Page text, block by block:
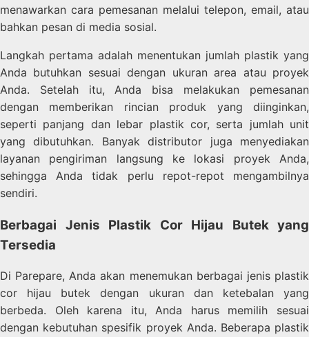
menawarkan cara pemesanan melalui telepon, email, atau
bahkan pesan di media sosial.
Langkah pertama adalah menentukan jumlah plastik yang
Anda butuhkan sesuai dengan ukuran area atau proyek
Anda. Setelah itu, Anda bisa melakukan pemesanan
dengan memberikan rincian produk yang diinginkan,
seperti panjang dan lebar plastik cor, serta jumlah unit
yang dibutuhkan. Banyak distributor juga menyediakan
layanan pengiriman langsung ke lokasi proyek Anda,
sehingga Anda tidak perlu repot-repot mengambilnya
sendiri.
Berbagai Jenis Plastik Cor Hijau Butek yang
Tersedia
Di Parepare, Anda akan menemukan berbagai jenis plastik
cor hijau butek dengan ukuran dan ketebalan yang
berbeda. Oleh karena itu, Anda harus memilih sesuai
dengan kebutuhan spesifik proyek Anda. Beberapa plastik